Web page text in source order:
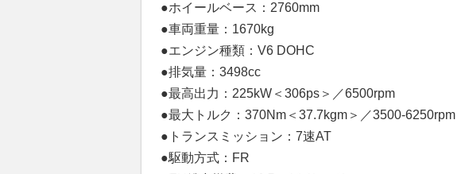
●ホイールベース：2760mm
●車両重量：1670kg
●エンジン種類：V6 DOHC
●排気量：3498cc
●最高出力：225kW＜306ps＞／6500rpm
●最大トルク：370Nm＜37.7kgm＞／3500-6250rpm
●トランスミッション：7速AT
●駆動方式：FR